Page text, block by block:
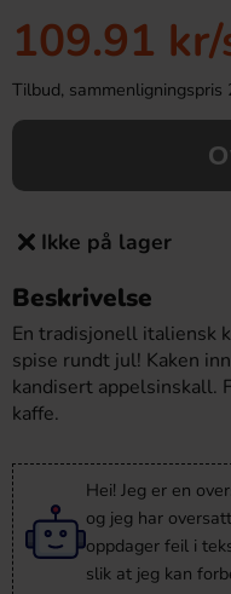
109.91 kr
Tilbud,
Ikke på lager
Beskrivelse
En tradisjonell italiensk
spise rundt jul! Kaken
kandisert appelsinskall.
kaffe.
Hei! Jeg er en
og jeg har
oppdager feil i
slik at jeg kan